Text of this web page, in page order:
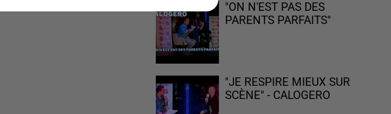
"ON N'EST PAS DES
PARENTS PARFAITS"
"JE RESPIRE MIEUX SUR
SCÈNE" - CALOGERO